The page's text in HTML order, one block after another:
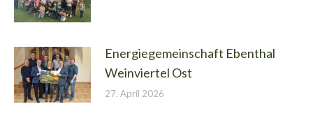
Energiegemeinschaft Ebenthal
Weinviertel Ost
27. April 2026